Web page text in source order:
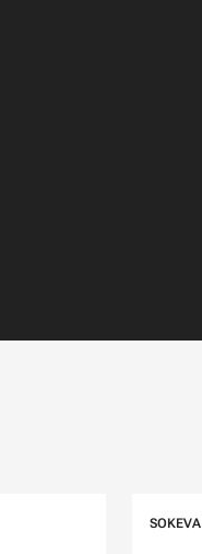
SOKEVA